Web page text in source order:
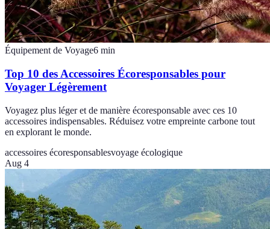
Équipement de Voyage6 min
Top 10 des Accessoires Écoresponsables pour
Voyager Légèrement
Voyagez plus léger et de manière écoresponsable avec ces 10
accessoires indispensables. Réduisez votre empreinte carbone tout
en explorant le monde.
accessoires écoresponsablesvoyage écologique
Aug 4